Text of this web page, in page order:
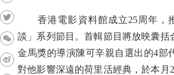
香港電影資料館成立25周年，
談」系列節目。首輯節目將放映囊括
金馬獎的導演陳可辛親自選出的4部
對他影響深遠的荷里活經典，於本月